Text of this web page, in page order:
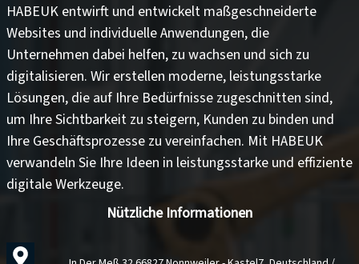
HABEUK entwirft und entwickelt maßgeschneiderte
Websites und individuelle Anwendungen, die
Unternehmen dabei helfen, zu wachsen und sich zu
digitalisieren. Wir erstellen moderne, leistungsstarke
Lösungen, die auf Ihre Bedürfnisse zugeschnitten sind,
um Ihre Sichtbarkeit zu steigern, Kunden zu binden und
Ihre Geschäftsprozesse zu vereinfachen. Mit HABEUK
verwandeln Sie Ihre Ideen in leistungsstarke und effiziente
digitale Werkzeuge.
Nützliche Informationen